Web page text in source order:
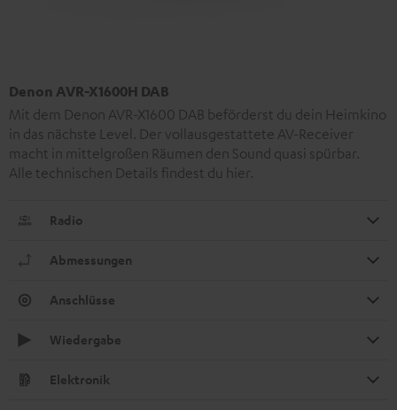
Denon AVR-X1600H DAB
Mit dem Denon AVR-X1600 DAB beförderst du dein Heimkino
in das nächste Level. Der vollausgestattete AV-Receiver
macht in mittelgroßen Räumen den Sound quasi spürbar.
Alle technischen Details findest du hier.
Radio
Abmessungen
Anschlüsse
Wiedergabe
Elektronik